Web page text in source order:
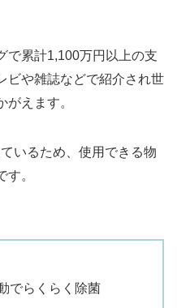
で累計1,100万円以上の支
ビや雑誌などで紹介され世
えます。
いるため、使用できる物
。
でらくらく除菌